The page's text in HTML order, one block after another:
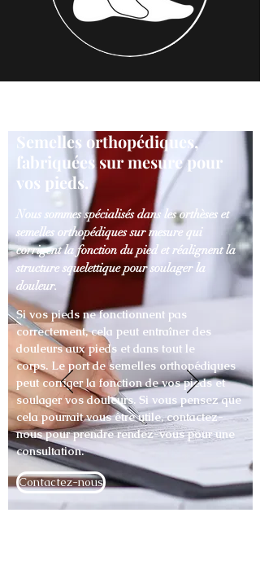
Semelles orthopédiques,
fabriquées sur mesure pour
vos pieds.
Nous sommes spécialisés dans les orthèses et
semelles orthopédiques sur mesure qui
corrigent la fonction du pied et réalignent la
structure squelettique pour soulager la
douleur.
Si vos pieds ne fonctionnent pas
correctement, cela peut entraîner des
douleurs aux pieds et dans tout le
corps. Le port de semelles orthopédiques
peut corriger la fonction de vos pieds et
soulager vos douleurs. Si vous pensez que
cela pourrait vous être utile, contactez-
nous pour prendre rendez-vous pour une
consultation.
Contactez-nous